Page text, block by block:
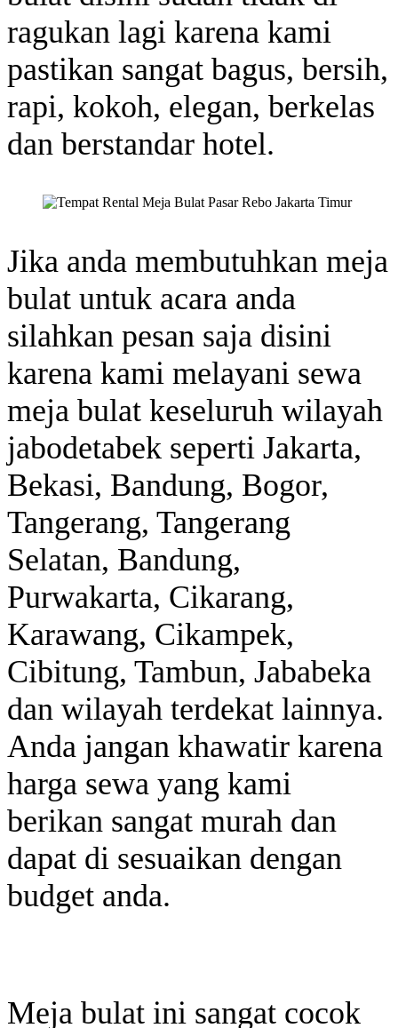
ragukan lagi karena kami
pastikan sangat bagus, bersih,
rapi, kokoh, elegan, berkelas
dan berstandar hotel.
Jika anda membutuhkan meja
bulat untuk acara anda
silahkan pesan saja disini
karena kami melayani sewa
meja bulat keseluruh wilayah
jabodetabek seperti Jakarta,
Bekasi, Bandung, Bogor,
Tangerang, Tangerang
Selatan, Bandung,
Purwakarta, Cikarang,
Karawang, Cikampek,
Cibitung, Tambun, Jababeka
dan wilayah terdekat lainnya.
Anda jangan khawatir karena
harga sewa yang kami
berikan sangat murah dan
dapat di sesuaikan dengan
budget anda.
Meja bulat ini sangat cocok